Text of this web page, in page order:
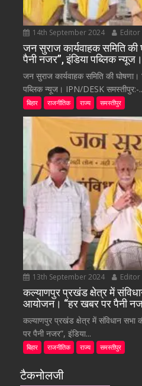
14th September 2024 Editor
जन सुराज कार्यवाहक समिति
पैनी नजर”, इंडिया पब्लिक न्यूज।
जन सुराज कार्यवाहक समिति की
पब्लिक न्यूज। IPN/DESK समस्तीपुर:-
बिहार राजनीतिक राज्य समस्तीपुर
13th September 2024 Editor
कल्याणपुर प्रखंड क्षेत्र में
आयोजन। “हर खबर पर पैनी
कल्याणपुर प्रखंड क्षेत्र में संविधान
पर पैनी नजर”, इंडिया...
बिहार राजनीतिक राज्य समस्तीपुर
टैकनोलजी